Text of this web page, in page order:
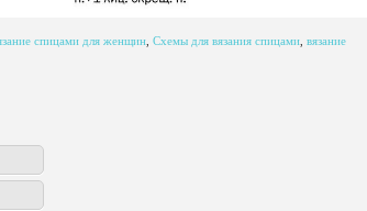
спицами для женщин Схемы для вязания спицами вязание